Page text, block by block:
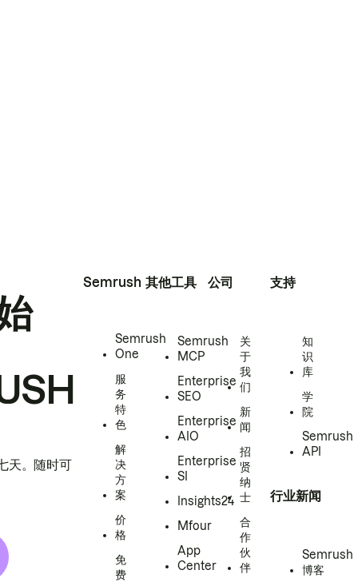
天。随时可
Semrush
Semrush
One
服
务
特
色
解
决
方
案
价
格
免
费
其他工具
Semrush
MCP
Enterprise
SEO
Enterprise
AIO
Enterprise
SI
Insights24
Mfour
App
Center
公司
关
于
我
们
新
闻
招
贤
纳
士
合
作
伙
伴
支持
知
识
库
学
院
Semrush
API
行业新闻
Semrush
博客